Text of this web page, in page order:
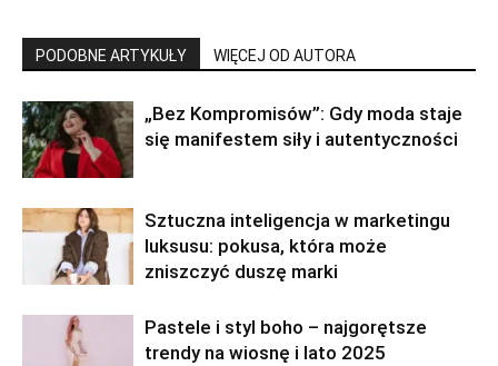
PODOBNE ARTYKUŁY WIĘCEJ OD AUTORA
„Bez Kompromisów”: Gdy moda staje
się manifestem siły i autentyczności
Sztuczna inteligencja w marketingu
luksusu: pokusa, która może
zniszczyć duszę marki
Pastele i styl boho – najgorętsze
trendy na wiosnę i lato 2025